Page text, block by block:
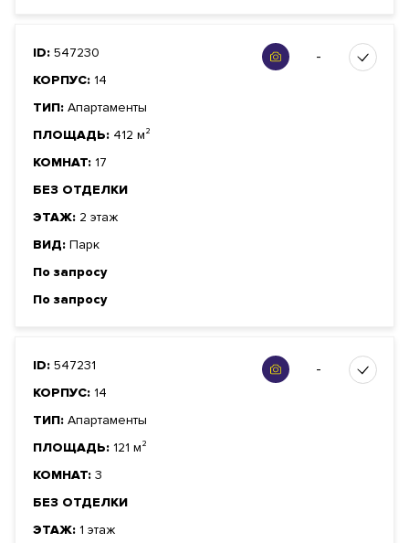
ID: 547230
КОРПУС: 14
ТИП: Апартаменты
ПЛОЩАДЬ: 412 м²
КОМНАТ: 17
БЕЗ ОТДЕЛКИ
ЭТАЖ: 2 этаж
ВИД: Парк
По запросу
По запросу
-
ID: 547231
КОРПУС: 14
ТИП: Апартаменты
ПЛОЩАДЬ: 121 м²
КОМНАТ: 3
БЕЗ ОТДЕЛКИ
ЭТАЖ: 1 этаж
-